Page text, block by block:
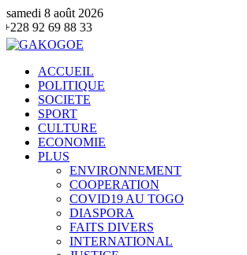
samedi 8 août 2026
ACCUEIL
POLITIQUE
SOCIETE
SPORT
CULTURE
ECONOMIE
PLUS
ENVIRONNEMENT
COOPERATION
COVID19 AU TOGO
DIASPORA
FAITS DIVERS
INTERNATIONAL